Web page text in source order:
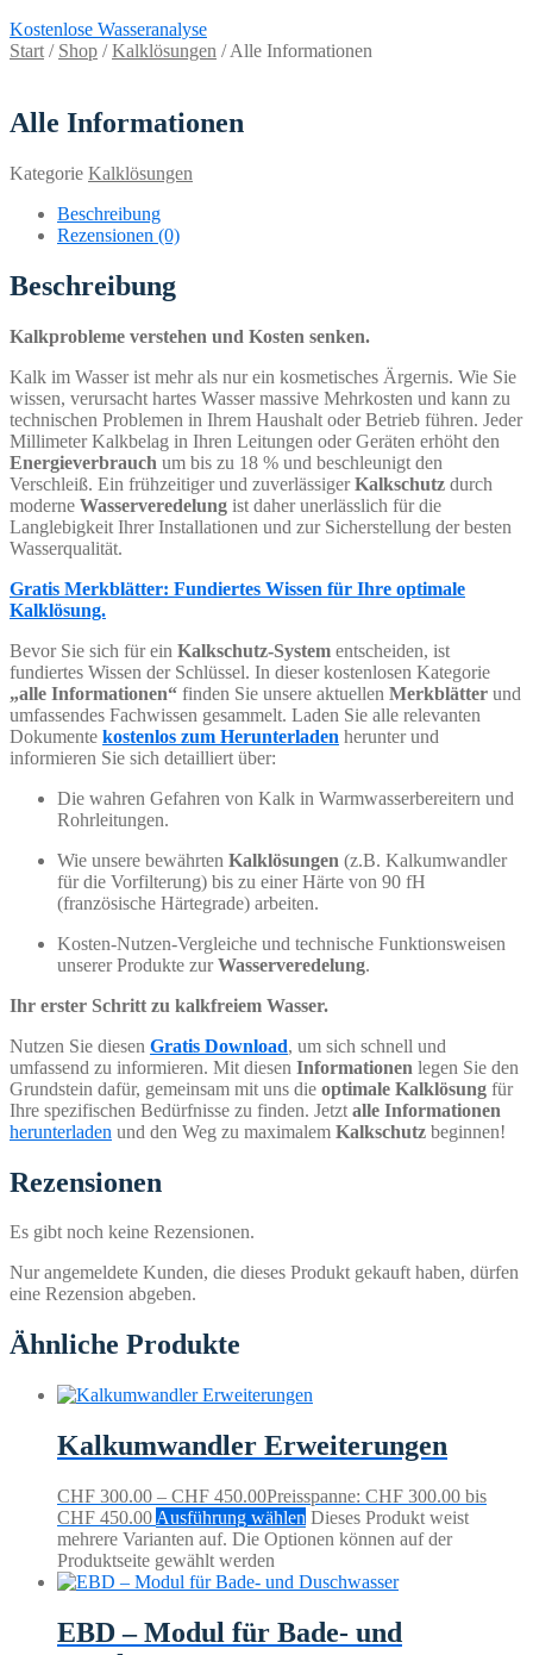
Kostenlose Wasseranalyse
Start / Shop /Kalklösungen /Alle Informationen
Alle Informationen
Kategorie Kalklösungen
Beschreibung
Rezensionen (0)
Beschreibung
Kalkprobleme verstehen und Kosten senken.
Kalk im Wasser ist mehr als nur ein kosmetisches Ärgernis. Wie Sie
wissen, verursacht hartes Wasser massive Mehrkosten und kann zu
technischen Problemen in Ihrem Haushalt oder Betrieb führen. Jeder
Millimeter Kalkbelag in Ihren Leitungen oder Geräten erhöht den
Energieverbrauch um bis zu 18 % und beschleunigt den
Verschleiß. Ein frühzeitiger und zuverlässigerKalkschutz durch
moderne Wasserveredelung ist daher unerlässlich für die
Langlebigkeit Ihrer Installationen und zur Sicherstellung der besten
Wasserqualität.
Gratis Merkblätter: Fundiertes Wissen für Ihre optimale
Kalklösung.
Bevor Sie sich für ein Kalkschutz-System entscheiden, ist
fundiertes Wissen der Schlüssel. In dieser kostenlosen Kategorie
„alle Informationen“ finden Sie unsere aktuellen Merkblätter und
umfassendes Fachwissen gesammelt. Laden Sie alle relevanten
Dokumente kostenlos zum Herunterladen herunter und
informieren Sie sich detailliert über:
Die wahren Gefahren von Kalk in Warmwasserbereitern und
Rohrleitungen.
Wie unsere bewährten Kalklösungen (z.B. Kalkumwandler
für die Vorfilterung) bis zu einer Härte von 90 fH
(französische Härtegrade) arbeiten.
Kosten-Nutzen-Vergleiche und technische Funktionsweisen
unserer Produkte zurWasserveredelung.
Ihr erster Schritt zu kalkfreiem Wasser.
Nutzen Sie diesen Gratis Download, um sich schnell und
umfassend zu informieren. Mit diesen Informationen legen Sie den
Grundstein dafür, gemeinsam mit uns die optimale Kalklösung für
Ihre spezifischen Bedürfnisse zu finden. Jetzt alle Informationen
herunterladen und den Weg zu maximalem Kalkschutz beginnen!
Rezensionen
Es gibt noch keine Rezensionen.
Nur angemeldete Kunden, die dieses Produkt gekauft haben, dürfen
eine Rezension abgeben.
Ähnliche Produkte
Kalkumwandler Erweiterungen
CHF 300.00 – CHF 450.00Preisspanne: CHF 300.00 bis
CHF 450.00 Ausführung wählen Dieses Produkt weist
mehrere Varianten auf. Die Optionen können auf der
Produktseite gewählt werden
EBD – Modul für Bade- und